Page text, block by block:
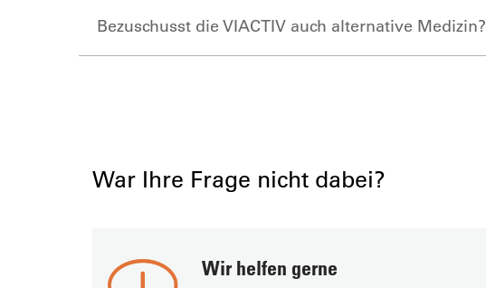
Bezuschusst die VIACTIV auch alternative Medizin?
War Ihre Frage nicht dabei?
Wir helfen gerne